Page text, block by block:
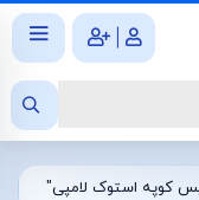
|
کوپه استوک لامپی"